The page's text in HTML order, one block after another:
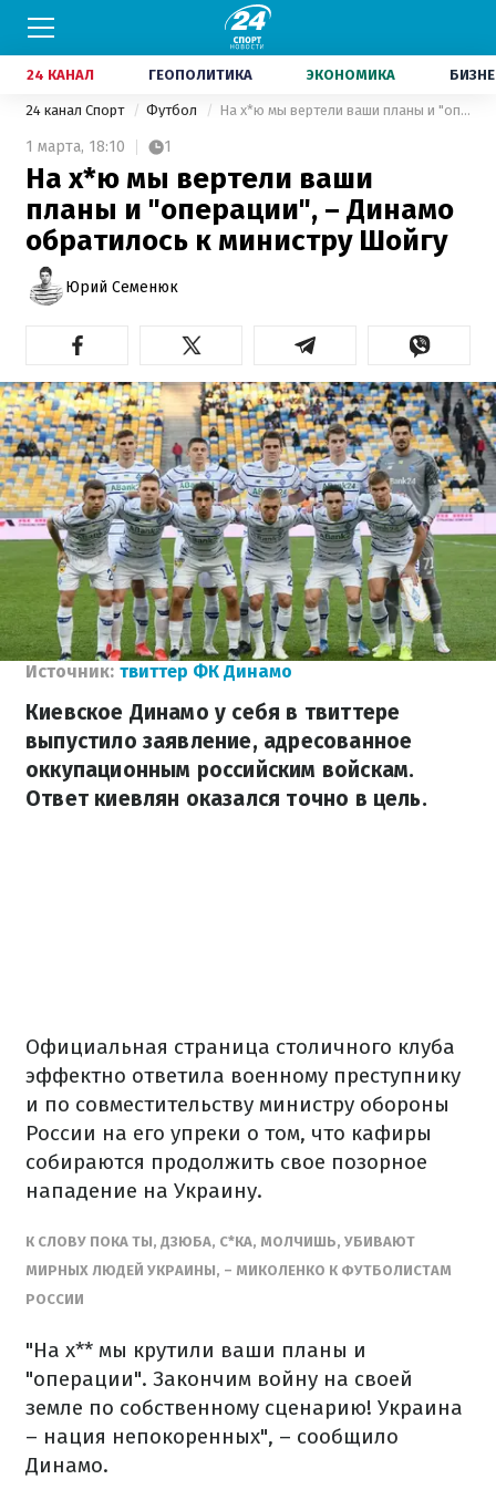
24 КАНАЛ ГЕОПОЛИТИКА ЭКОНОМИКА
24 канал Спорт Футбол На х*ю мы вертели ваши планы и "операции", – Динамо обратилось к министру Шойгу
1 марта, 18:10 1
На х*ю мы вертели ваши
планы и "операции", – Динамо
обратилось к министру Шойгу
Юрий Семенюк
Источник: твиттер ФК Динамо
Киевское Динамо у себя в твиттере
выпустило заявление, адресованное
оккупационным российским войскам.
Ответ киевлян оказался точно в цель.
Официальная страница столичного клуба
эффектно ответила военному преступнику
и по совместительству министру обороны
России на его упреки о том, что кафиры
собираются продолжить свое позорное
нападение на Украину.
К СЛОВУ ПОКА ТЫ, ДЗЮБА, С*КА, МОЛЧИШЬ, УБИВАЮТ
МИРНЫХ ЛЮДЕЙ УКРАИНЫ, – МИКОЛЕНКО К ФУТБОЛИСТАМ
РОССИИ
"На х** мы крутили ваши планы и
"операции". Закончим войну на своей
земле по собственному сценарию! Украина
– нация непокоренных", – сообщило
Динамо.